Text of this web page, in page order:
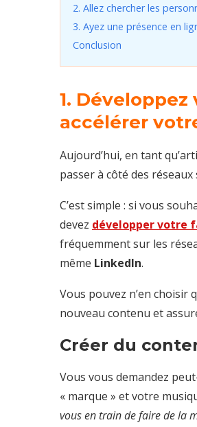
2. Allez chercher les
3. Ayez une présence en
Conclusion
1.
accélérer
Aujourd’hui, en tant
passer à côté des réseaux
C’est simple : si vous
devez développer votre
fréquemment sur les
même LinkedIn.
Vous pouvez n’en choisir
nouveau contenu et
Créer du
Vous vous demandez
« marque » et votre
vous en train de faire de la